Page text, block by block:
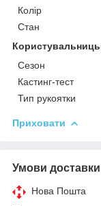
Колір
Стан
Сезон
Кастинг-тест
Тип рукоятки
Приховати
Умови доставки
Нова Пошта